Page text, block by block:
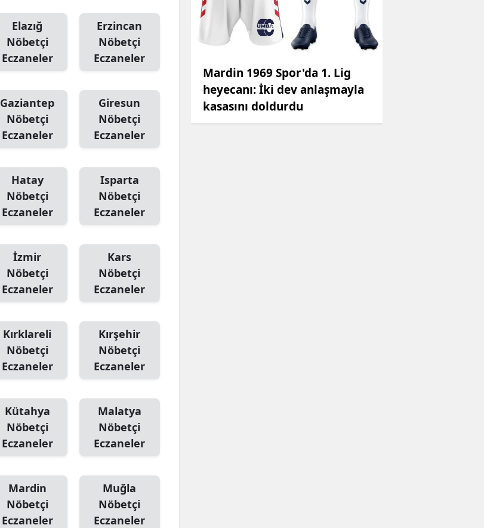
Elazığ
Nöbetçi
Eczaneler
Erzincan
Nöbetçi
Eczaneler
Gaziantep
Nöbetçi
Eczaneler
Giresun
Nöbetçi
Eczaneler
Hatay
Nöbetçi
Eczaneler
Isparta
Nöbetçi
Eczaneler
İzmir
Nöbetçi
Eczaneler
Kars
Nöbetçi
Eczaneler
Kırklareli
Nöbetçi
Eczaneler
Kırşehir
Nöbetçi
Eczaneler
Kütahya
Nöbetçi
Eczaneler
Malatya
Nöbetçi
Eczaneler
Mardin
Nöbetçi
Eczaneler
Muğla
Nöbetçi
Eczaneler
Mardin 1969 Spor'da 1. Lig
heyecanı: İki dev anlaşmayla
kasasını doldurdu